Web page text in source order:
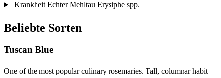
Krankheit Echter Mehltau Erysiphe spp.
Beliebte Sorten
Tuscan Blue
One of the most popular culinary rosemaries. Tall, columnar habit